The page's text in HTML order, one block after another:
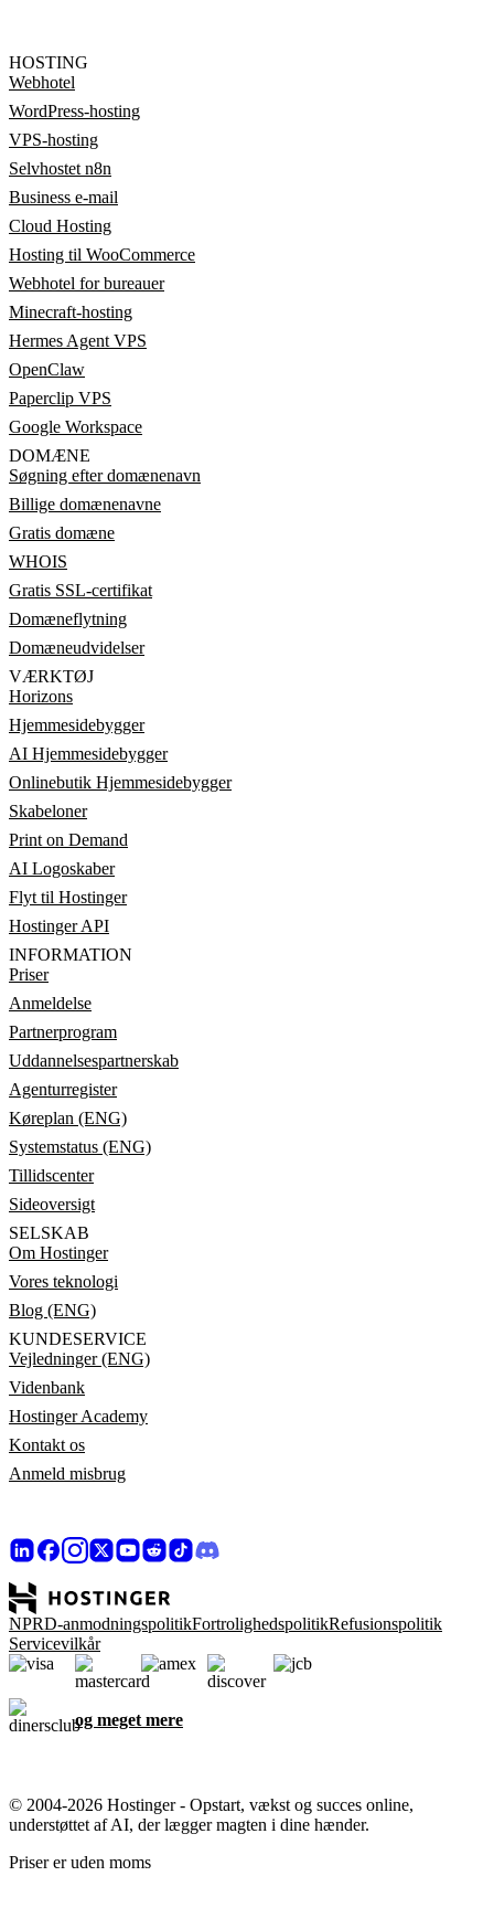
HOSTING
Webhotel
WordPress-hosting
VPS-hosting
Selvhostet n8n
Business e-mail
Cloud Hosting
Hosting til WooCommerce
Webhotel for bureauer
Minecraft-hosting
Hermes Agent VPS
OpenClaw
Paperclip VPS
Google Workspace
DOMÆNE
Søgning efter domænenavn
Billige domænenavne
Gratis domæne
WHOIS
Gratis SSL-certifikat
Domæneflytning
Domæneudvidelser
VÆRKTØJ
Horizons
Hjemmesidebygger
AI Hjemmesidebygger
Onlinebutik Hjemmesidebygger
Skabeloner
Print on Demand
AI Logoskaber
Flyt til Hostinger
Hostinger API
INFORMATION
Priser
Anmeldelse
Partnerprogram
Uddannelsespartnerskab
Agenturregister
Køreplan (ENG)
Systemstatus (ENG)
Tillidscenter
Sideoversigt
SELSKAB
Om Hostinger
Vores teknologi
Blog (ENG)
KUNDESERVICE
Vejledninger (ENG)
Videnbank
Hostinger Academy
Kontakt os
Anmeld misbrug
NPRD-anmodningspolitikFortrolighedspolitikRefusionspolitik
Servicevilkår
og meget mere
© 2004-2026 Hostinger - Opstart, vækst og succes online,
understøttet af AI, der lægger magten i dine hænder.
Priser er uden moms